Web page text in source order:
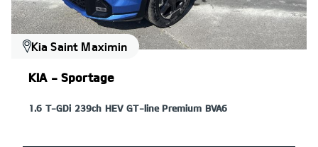
Kia Saint Maximin
KIA - Sportage
1.6 T-GDi 239ch HEV GT-line Premium BVA6